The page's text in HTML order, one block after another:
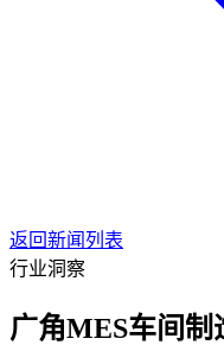
返回新闻列表
行业洞察
广角MES车间